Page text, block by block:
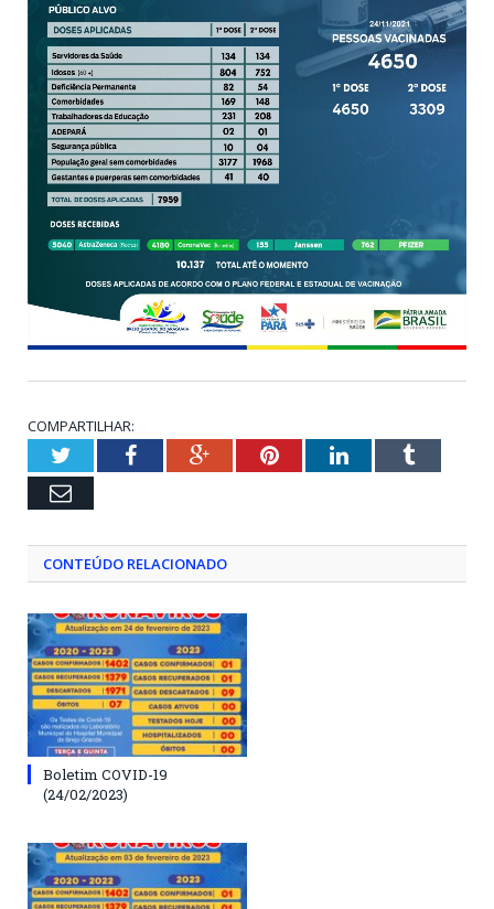
COMPARTILHAR:
TwitterFacebookGoogle+PinterestLinkedInTumblr
Email
CONTEÚDO RELACIONADO
Boletim COVID-19
(24/02/2023)